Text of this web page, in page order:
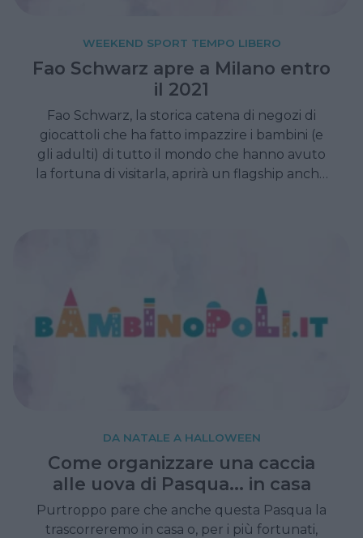
WEEKEND SPORT TEMPO LIBERO
Fao Schwarz apre a Milano entro
il 2021
Fao Schwarz, la storica catena di negozi di
giocattoli che ha fatto impazzire i bambini (e
gli adulti) di tutto il mondo che hanno avuto
la fortuna di visitarla, aprirà un flagship anche
DA NATALE A HALLOWEEN
Come organizzare una caccia
alle uova di Pasqua... in casa
Purtroppo pare che anche questa Pasqua la
trascorreremo in casa o, per i più fortunati,